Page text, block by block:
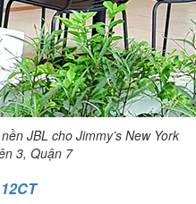
JBL cho Jimmy’s New York
3, Quận 7